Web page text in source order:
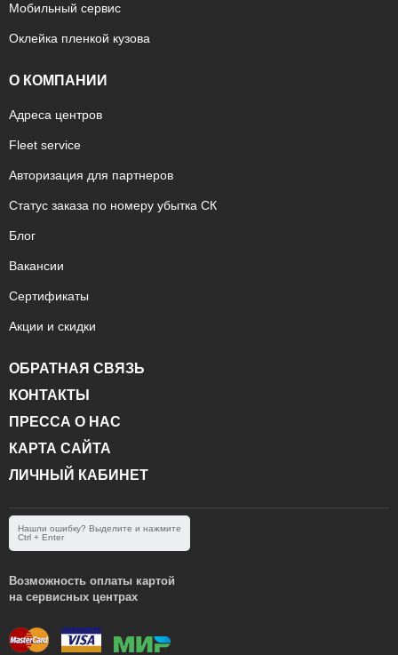
Мобильный сервис
Оклейка пленкой кузова
О КОМПАНИИ
Адреса центров
Fleet service
Авторизация для партнеров
Статус заказа по номеру убытка СК
Блог
Вакансии
Сертификаты
Акции и скидки
ОБРАТНАЯ СВЯЗЬ
КОНТАКТЫ
ПРЕССА О НАС
КАРТА САЙТА
ЛИЧНЫЙ КАБИНЕТ
Нашли ошибку? Выделите и нажмите
Ctrl + Enter
Возможность оплаты картой
на сервисных центрах